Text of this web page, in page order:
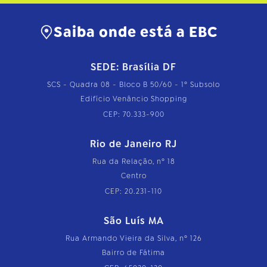
Saiba onde está a EBC
SEDE: Brasília DF
SCS - Quadra 08 - Bloco B 50/60 - 1º Subsolo
Edifício Venâncio Shopping
CEP: 70.333-900
Rio de Janeiro RJ
Rua da Relação, nº 18
Centro
CEP: 20.231-110
São Luís MA
Rua Armando Vieira da Silva, nº 126
Bairro de Fátima